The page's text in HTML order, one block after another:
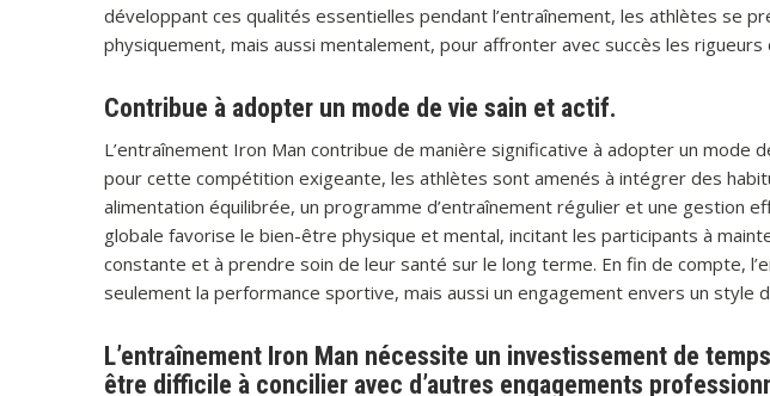
développant ces qualités essentielles pendant l’entraînement, les athlètes se
physiquement, mais aussi mentalement, pour affronter avec succès les rigueurs
Contribue à adopter un mode de vie sain et actif.
L’entraînement Iron Man contribue de manière significative à adopter un mode
pour cette compétition exigeante, les athlètes sont amenés à intégrer des
alimentation équilibrée, un programme d’entraînement régulier et une gestion
globale favorise le bien-être physique et mental, incitant les participants à
constante et à prendre soin de leur santé sur le long terme. En fin de compte,
seulement la performance sportive, mais aussi un engagement envers un style
L’entraînement Iron Man nécessite un investissement de
être difficile à concilier avec d’autres engagements